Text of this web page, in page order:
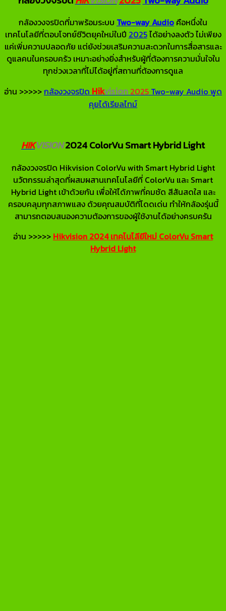
กล้องวงจรปิดที่มาพร้อมระบบ Two-way Audio คือหนึ่งใน
เทคโนโลยีที่ตอบโจทย์ชีวิตยุคใหม่ในปี 2025ได้อย่างลงตัว ไม่เพียง
แค่เพิ่มความปลอดภัย แต่ยังช่วยเสริมความสะดวกในการสื่อสารและ
ดูแลคนในครอบครัว เหมาะอย่างยิ่งสำหรับผู้ที่ต้องการความมั่นใจใน
ทุกช่วงเวลาที่ไม่ได้อยู่ที่สถานที่ต้องการดูแล
อ่าน >>>>>กล้องวงจรปิด Hikvision 2025 Two-way Audio พูด
คุยได้เรียลไทม์
HIKVISION2024 ColorVu Smart Hybrid Light
กล้องวงจรปิด Hikvision ColorVu with Smart Hybrid Light
นวัตกรรมล่าสุดที่ผสมผสานเทคโนโลยีที่ ColorVu และ Smart
Hybrid Light เข้าด้วยกัน เพื่อให้ได้ภาพที่คมชัด สีสันสดใส และ
ครอบคลุมทุกสภาพแสง ด้วยคุณสมบัติที่โดดเด่น ทำให้กล้องรุ่นนี้
สามารถตอบสนองความต้องการของผู้ใช้งานได้อย่างครบครัน
อ่าน >>>>> Hikvision 2024 เทคโนโลียีใหม่ ColorVu Smart
Hybrid Light